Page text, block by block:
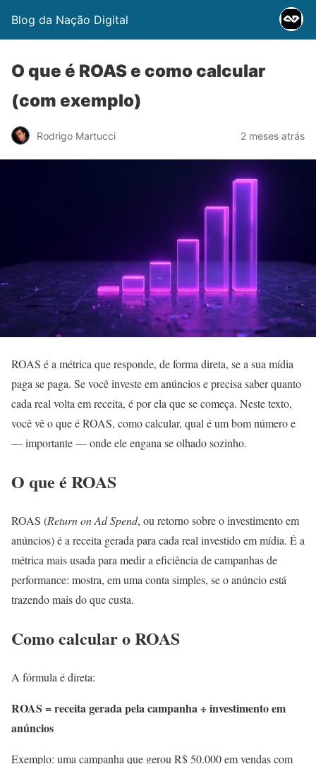
Blog da Nação Digital
O que é ROAS e como calcular
(com exemplo)
Rodrigo Martucci 2 meses atrás
ROAS é a métrica que responde, de forma direta, se a sua mídia
paga se paga. Se você investe em anúncios e precisa saber quanto
cada real volta em receita, é por ela que se começa. Neste texto,
você vê o que é ROAS, como calcular, qual é um bom número e
— importante — onde ele engana se olhado sozinho.
O que é ROAS
ROAS (Return on Ad Spend, ou retorno sobre o investimento em
anúncios) é a receita gerada para cada real investido em mídia. É a
métrica mais usada para medir a eficiência de campanhas de
performance: mostra, em uma conta simples, se o anúncio está
trazendo mais do que custa.
Como calcular o ROAS
A fórmula é direta:
ROAS = receita gerada pela campanha ÷ investimento em
anúncios
Exemplo: uma campanha que gerou R$ 50.000 em vendas com